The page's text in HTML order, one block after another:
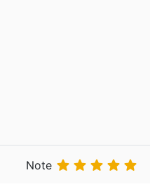
Note     